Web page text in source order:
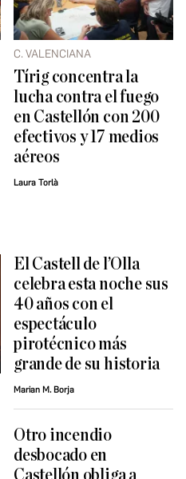
C. VALENCIANA
Tírig concentra la
lucha contra el fuego
en Castellón con 200
efectivos y 17 medios
aéreos
Laura Torlà
El Castell de l’Olla
celebra esta noche sus
40 años con el
espectáculo
pirotécnico más
grande de su historia
Marian M. Borja
Otro incendio
desbocado en
Castellón obliga a